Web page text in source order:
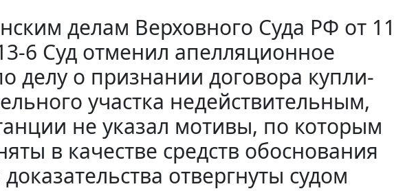
делам Верховного Суда РФ от 11
6 Суд отменил апелляционное
делу о признании договора купли-
участка недействительным,
не указал мотивы, по которым
в качестве средств обоснования
отвергнуты судом